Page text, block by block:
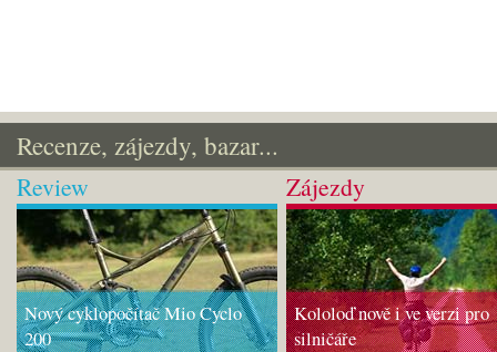
Recenze, zájezdy, bazar...
Review
Nový cyklopočítač Mio Cyclo
200
Zájezdy
Kololoď nově i ve verzi pro
silničáře